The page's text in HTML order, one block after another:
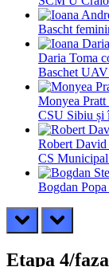
Bascht
Daria Toma
Baschet
Monyea
CSU Sibiu și
Robert David
CS
Bogdan
prev next
Etapa 4/